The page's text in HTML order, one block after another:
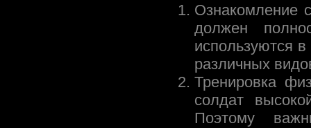
Ознакомление
должен
используются
различных
Тренировка
солдат
Поэтому